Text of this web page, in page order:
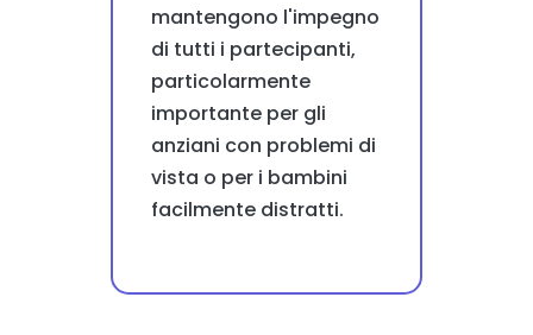
mantengono l'impegno
di tutti i partecipanti,
particolarmente
importante per gli
anziani con problemi di
vista o per i bambini
facilmente distratti.